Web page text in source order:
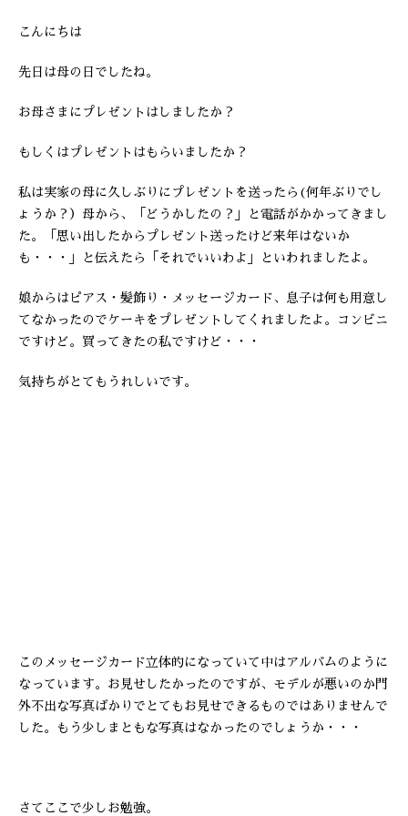
こんにちは
先日は母の日でしたね。
お母さまにプレゼントはしましたか？
もしくはプレゼントはもらいましたか？
私は実家の母に久しぶりにプレゼントを送ったら(何年ぶりでし
ょうか？）母から、「どうかしたの？」と電話がかかってきまし
た。「思い出したからプレゼント送ったけど来年はないか
も・・・」と伝えたら「それでいいわよ」といわれましたよ。
娘からはピアス・髪飾り・メッセージカード、息子は何も用意し
てなかったのでケーキをプレゼントしてくれましたよ。コンビニ
ですけど。買ってきたの私ですけど・・・
気持ちがとてもうれしいです。
このメッセージカード立体的になっていて中はアルバムのように
なっています。お見せしたかったのですが、モデルが悪いのか門
外不出な写真ばかりでとてもお見せできるものではありませんで
した。もう少しまともな写真はなかったのでしょうか・・・
さてここで少しお勉強。